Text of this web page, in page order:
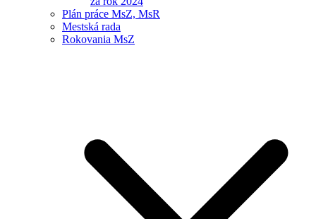
Plán práce MsZ, MsR
Mestská rada
Rokovania MsZ